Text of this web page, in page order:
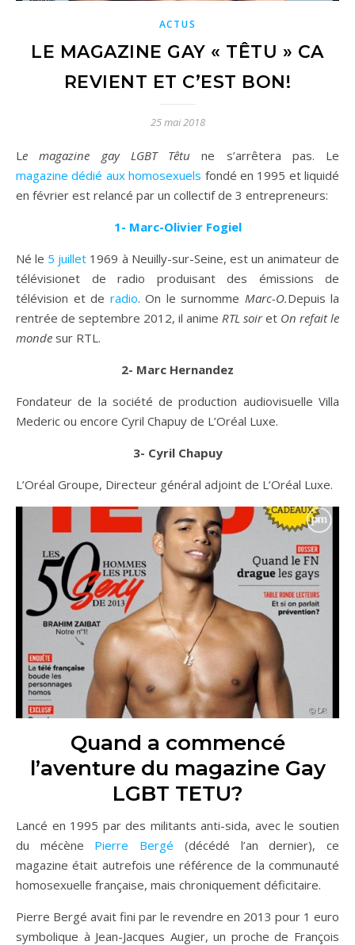
ACTUS
LE MAGAZINE GAY « TÊTU » CA
REVIENT ET C’EST BON!
25 mai 2018
Le magazine gay LGBT Têtu ne s’arrêtera pas. Le
magazine dédié aux homosexuels fondé en 1995 et liquidé
en février est relancé par un collectif de 3 entrepreneurs:
1- Marc-Olivier Fogiel
Né le 5 juillet 1969 à Neuilly-sur-Seine, est un animateur de
télévisionet de radio produisant des émissions de
télévision et de radio. On le surnomme Marc-O.Depuis la
rentrée de septembre 2012, il anime RTL soiret On refait le
monde sur RTL.
2- Marc Hernandez
Fondateur de la société de production audiovisuelle Villa
Mederic ou encore Cyril Chapuy de L’Oréal Luxe.
3- Cyril Chapuy
L’Oréal Groupe, Directeur général adjoint de L’Oréal Luxe.
Quand a commencé
l’aventure du magazine Gay
LGBT TETU?
Lancé en 1995 par des militants anti-sida, avec le soutien
du mécène Pierre Bergé (décédé l’an dernier), ce
magazine était autrefois une référence de la communauté
homosexuelle française, mais chroniquement déficitaire.
Pierre Bergé avait fini par le revendre en 2013 pour 1 euro
symbolique à Jean-Jacques Augier, un proche de François